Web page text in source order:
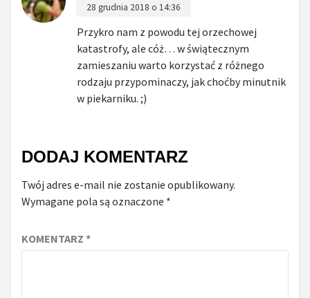
28 grudnia 2018 o 14:36
Przykro nam z powodu tej orzechowej
katastrofy, ale cóż… w świątecznym
zamieszaniu warto korzystać z różnego
rodzaju przypominaczy, jak choćby minutnik
w piekarniku. ;)
DODAJ KOMENTARZ
Twój adres e-mail nie zostanie opublikowany.
Wymagane pola są oznaczone *
KOMENTARZ *